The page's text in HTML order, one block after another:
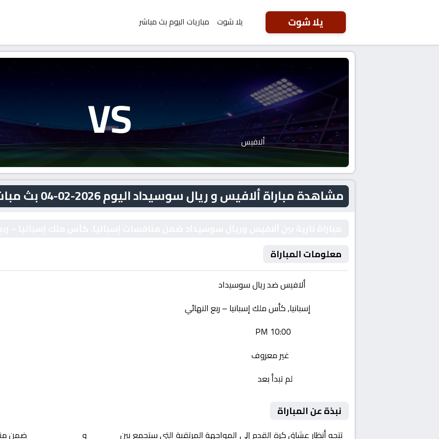
يلا شوت يلا شوت مباريات اليوم بث مباشر
ألافيس VS
مشاهدة مباراة ألافيس و ريال سوسيداد اليوم 2026-02-04 بث مباشر
معلومات المباراة
ألافيس ضد ريال سوسيداد
إسبانيا, كأس ملك إسبانيا – ربع النهائي
غير معروف
لم تبدأ بعد
نبذة عن المباراة
تتجه أنظار عشاق كرة القدم إلى المواجهة المرتقبة التي ستجمع بين وريال سوسيداد ضمن